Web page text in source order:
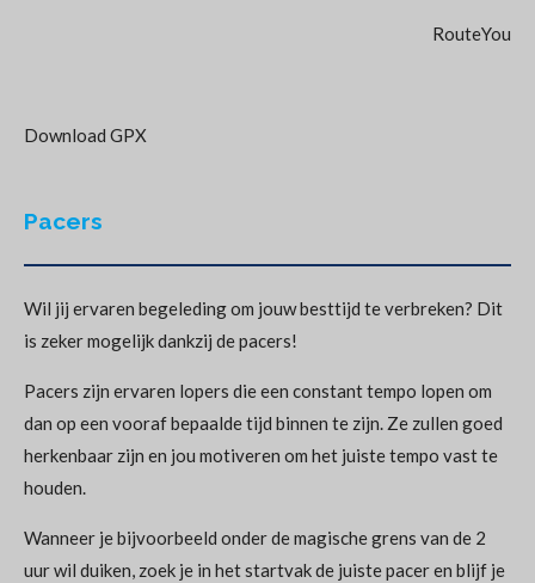
RouteYou
Download GPX
Pacers
Wil jij ervaren begeleding om jouw besttijd te verbreken? Dit
is zeker mogelijk dankzij de pacers!
Pacers zijn ervaren lopers die een constant tempo lopen om
dan op een vooraf bepaalde tijd binnen te zijn. Ze zullen goed
herkenbaar zijn en jou motiveren om het juiste tempo vast te
houden.
Wanneer je bijvoorbeeld onder de magische grens van de 2
uur wil duiken, zoek je in het startvak de juiste pacer en blijf je